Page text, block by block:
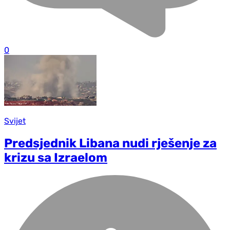
0
Svijet
Predsjednik Libana nudi rješenje za
krizu sa Izraelom